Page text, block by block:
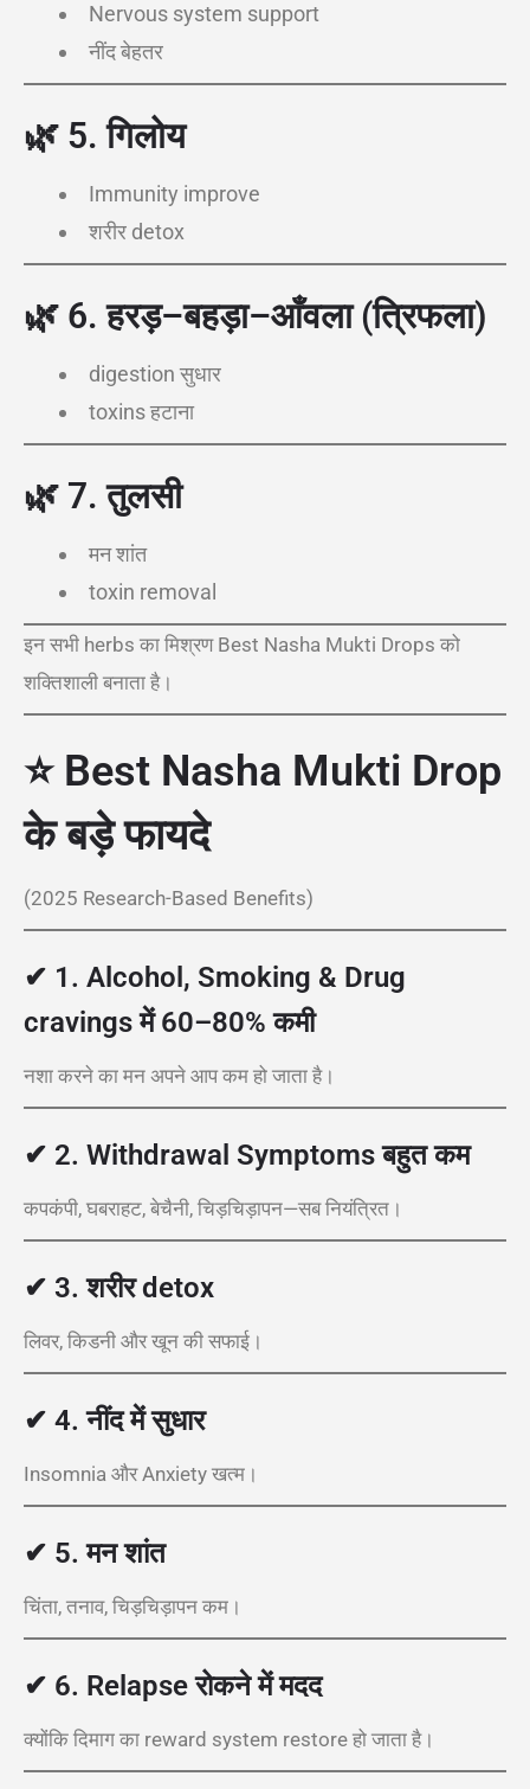
Nervous system support
नींद बेहतर
🌿 5. गिलोय
Immunity improve
शरीर detox
🌿 6. हरड़–बहड़ा–आँवला (त्रिफला)
digestion सुधार
toxins हटाना
🌿 7. तुलसी
मन शांत
toxin removal
इन सभी herbs का मिश्रण Best Nasha Mukti Drops को
शक्तिशाली बनाता है।
⭐ Best Nasha Mukti Drop
के बड़े फायदे
(2025 Research-Based Benefits)
✔ 1. Alcohol, Smoking & Drug
cravings में 60–80% कमी
नशा करने का मन अपने आप कम हो जाता है।
✔ 2. Withdrawal Symptoms बहुत कम
कपकंपी, घबराहट, बेचैनी, चिड़चिड़ापन—सब नियंत्रित।
✔ 3. शरीर detox
लिवर, किडनी और खून की सफाई।
✔ 4. नींद में सुधार
Insomnia और Anxiety खत्म।
✔ 5. मन शांत
चिंता, तनाव, चिड़चिड़ापन कम।
✔ 6. Relapse रोकने में मदद
क्योंकि दिमाग का reward system restore हो जाता है।